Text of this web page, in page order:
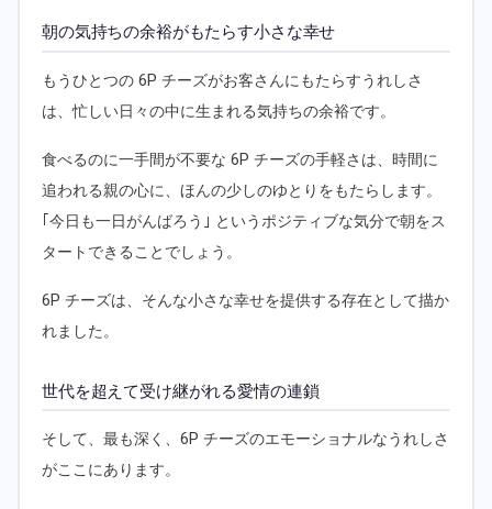
朝の気持ちの余裕がもたらす小さな幸せ
もうひとつの 6P チーズがお客さんにもたらすうれしさ
は、忙しい日々の中に生まれる気持ちの余裕です。
食べるのに一手間が不要な 6P チーズの手軽さは、時間に
追われる親の心に、ほんの少しのゆとりをもたらします。
｢今日も一日がんばろう｣ というポジティブな気分で朝をス
タートできることでしょう。
6P チーズは、そんな小さな幸せを提供する存在として描か
れました。
世代を超えて受け継がれる愛情の連鎖
そして、最も深く、6P チーズのエモーショナルなうれしさ
がここにあります。